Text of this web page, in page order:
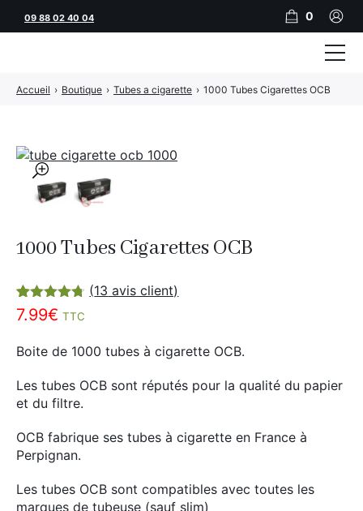
🔍
1000 Tubes Cigarettes OCB
Noté4.69
sur 5
13
notations
(13 avis client)
7.99€ TTC
Boite de 1000 tubes à cigarette OCB.
Les tubes OCB sont réputés pour la qualité du papier
et du filtre.
OCB fabrique ses tubes à cigarette en France à
Perpignan.
Les tubes OCB sont compatibles avec toutes les
marques de tubeuse (sauf slim)
Accueil › Boutique › Tubes a cigarette › 1000 Tubes Cigarettes OCB
09 88 02 40 04 0
Tubeuses
Feuilles
Filtres
Vape
JNR
Adalya
Al Fakher
Cristal Puff
SoGood
Nouveautés